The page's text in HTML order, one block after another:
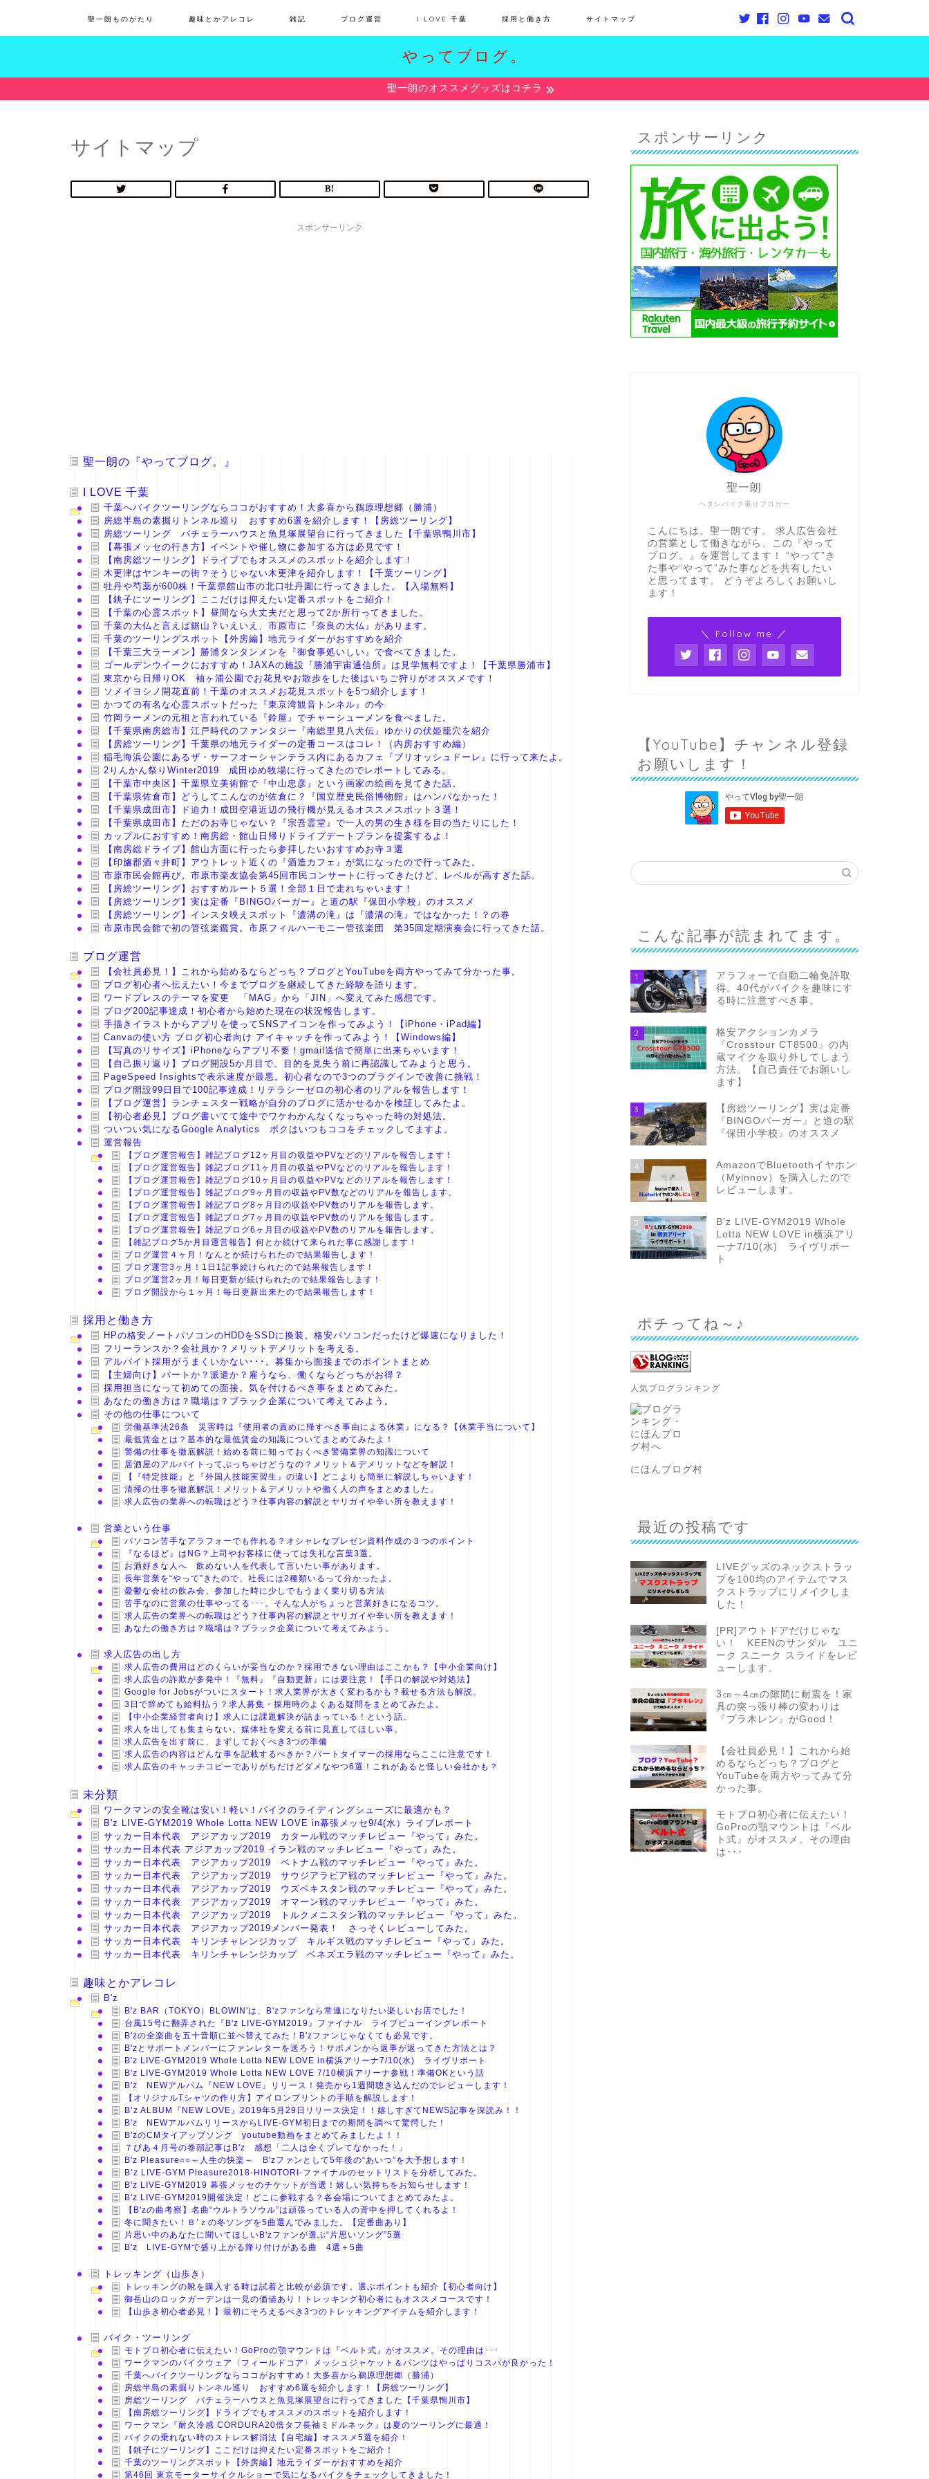
聖一朗ものがたり 趣味とかアレコレ 雑記 ブログ運営 I LOVE 千葉 採用と働き方 サイトマップ
やってブログ。
聖一朗のオススメグッズはコチラ
サイトマップ
スポンサーリンク
聖一朗の『やってブログ。』
I LOVE 千葉
千葉へバイクツーリングならココがおすすめ！大多喜から鵜原理想郷（勝浦）
房総半島の素掘りトンネル巡り おすすめ6選を紹介します！【房総ツーリング】
房総ツーリング バチェラーハウスと魚見塚展望台に行ってきました【千葉県鴨川市】
【幕張メッセの行き方】イベントや催し物に参加する方は必見です！
【南房総ツーリング】ドライブでもオススメのスポットを紹介します！
木更津はヤンキーの街？そうじゃない木更津を紹介します！【千葉ツーリング】
牡丹や芍薬が600株！千葉県館山市の北口牡丹園に行ってきました。【入場無料】
【銚子にツーリング】ここだけは抑えたい定番スポットをご紹介！
【千葉の心霊スポット】昼間なら大丈夫だと思って2か所行ってきました。
千葉の大仏と言えば鋸山？いえいえ、市原市に『奈良の大仏』があります。
千葉のツーリングスポット【外房編】地元ライダーがおすすめを紹介
【千葉三大ラーメン】勝浦タンタンメンを『御食事処いしい』で食べてきました。
ゴールデンウイークにおすすめ！JAXAの施設『勝浦宇宙通信所』は見学無料ですよ！【千葉県勝浦市】
東京から日帰りOK 袖ヶ浦公園でお花見やお散歩をした後はいちご狩りがオススメです！
ソメイヨシノ開花直前！千葉のオススメお花見スポットを5つ紹介します！
かつての有名な心霊スポットだった『東京湾観音トンネル』の今
竹岡ラーメンの元祖と言われている『鈴屋』でチャーシューメンを食べました。
【千葉県南房総市】江戸時代のファンタジー『南総里見八犬伝』ゆかりの伏姫籠穴を紹介
【房総ツーリング】千葉県の地元ライダーの定番コースはコレ！（内房おすすめ編）
稲毛海浜公園にあるザ・サーフオーシャンテラス内にあるカフェ『ブリオッシュドーレ』に行って来たよ。
2りんかん祭りWinter2019 成田ゆめ牧場に行ってきたのでレポートしてみる。
【千葉市中央区】千葉県立美術館で『中山忠彦』という画家の絵画を見てきた話。
【千葉県佐倉市】どうしてこんなのが佐倉に？『国立歴史民俗博物館』はハンパなかった！
【千葉県成田市】ド迫力！成田空港近辺の飛行機が見えるオススメスポット３選！
【千葉県成田市】ただのお寺じゃない？『宗吾霊堂』で一人の男の生き様を目の当たりにした！
カップルにおすすめ！南房総・館山日帰りドライブデートプランを提案するよ！
【南房総ドライブ】館山方面に行ったら参拝したいおすすめお寺３選
【印旛郡酒々井町】アウトレット近くの『酒造カフェ』が気になったので行ってみた。
市原市民会館再び。市原市楽友協会第45回市民コンサートに行ってきたけど、レベルが高すぎた話。
【房総ツーリング】おすすめルート５選！全部１日で走れちゃいます！
【房総ツーリング】実は定番『BINGOバーガー』と道の駅『保田小学校』のオススメ
【房総ツーリング】インスタ映えスポット『濃溝の滝』は『濃溝の滝』ではなかった！？の巻
市原市民会館で初の管弦楽鑑賞。市原フィルハーモニー管弦楽団 第35回定期演奏会に行ってきた話。
ブログ運営
【会社員必見！】これから始めるならどっち？ブログとYouTubeを両方やってみて分かった事。
ブログ初心者へ伝えたい！今までブログを継続してきた経験を語ります。
ワードプレスのテーマを変更 「MAG」から「JIN」へ変えてみた感想です。
ブログ200記事達成！初心者から始めた現在の状況報告します。
手描きイラストからアプリを使ってSNSアイコンを作ってみよう！【iPhone・iPad編】
Canvaの使い方 ブログ初心者向け アイキャッチを作ってみよう！【Windows編】
【写真のリサイズ】iPhoneならアプリ不要！gmail送信で簡単に出来ちゃいます！
【自己振り返り】ブログ開設5か月目で、目的を見失う前に再認識してみようと思う。
PageSpeed Insightsで表示速度が最悪。初心者なので3つのプラグインで改善に挑戦！
ブログ開設99日目で100記事達成！リテラシーゼロの初心者のリアルを報告します！
【ブログ運営】ランチェスター戦略が自分のブログに活かせるかを検証してみたよ。
【初心者必見】ブログ書いてて途中でワケわかんなくなっちゃった時の対処法。
ついつい気になるGoogle Analytics ボクはいつもココをチェックしてますよ。
運営報告
【ブログ運営報告】雑記ブログ12ヶ月目の収益やPVなどのリアルを報告します！
【ブログ運営報告】雑記ブログ11ヶ月目の収益やPVなどのリアルを報告します！
【ブログ運営報告】雑記ブログ10ヶ月目の収益やPVなどのリアルを報告します！
【ブログ運営報告】雑記ブログ9ヶ月目の収益やPV数などのリアルを報告します。
【ブログ運営報告】雑記ブログ8ヶ月目の収益やPV数のリアルを報告します。
【ブログ運営報告】雑記ブログ7ヶ月目の収益やPV数のリアルを報告します。
【ブログ運営報告】雑記ブログ6ヶ月目の収益やPV数のリアルを報告します。
【雑記ブログ5か月目運営報告】何とか続けて来られた事に感謝します！
ブログ運営４ヶ月！なんとか続けられたので結果報告します！
ブログ運営3ヶ月！1日1記事続けられたので結果報告します！
ブログ運営2ヶ月！毎日更新が続けられたので結果報告します！
ブログ開設から１ヶ月！毎日更新出来たので結果報告します！
採用と働き方
HPの格安ノートパソコンのHDDをSSDに換装。格安パソコンだったけど爆速になりました！
フリーランスか？会社員か？メリットデメリットを考える。
アルバイト採用がうまくいかない･･･。募集から面接までのポイントまとめ
【主婦向け】パートか？派遣か？雇うなら、働くならどっちがお得？
採用担当になって初めての面接。気を付けるべき事をまとめてみた。
あなたの働き方は？職場は？ブラック企業について考えてみよう。
その他の仕事について
労働基準法26条 災害時は『使用者の責めに帰すべき事由による休業』になる？【休業手当について】
最低賃金とは？基本的な最低賃金の知識についてまとめてみたよ！
警備の仕事を徹底解説！始める前に知っておくべき警備業界の知識について
居酒屋のアルバイトってぶっちゃけどうなの？メリット＆デメリットなどを解説！
【『特定技能』と『外国人技能実習生』の違い】どこよりも簡単に解説しちゃいます！
清掃の仕事を徹底解説！メリット＆デメリットや働く人の声をまとめました。
求人広告の業界への転職はどう？仕事内容の解説とヤリガイや辛い所を教えます！
営業という仕事
パソコン苦手なアラフォーでも作れる？オシャレなプレゼン資料作成の３つのポイント
『なるほど』はNG？上司やお客様に使っては失礼な言葉3選。
お酒好きな人へ 飲めない人を代表して言いたい事があります。
長年営業を“やって”きたので、社長には2種類いるって分かったよ。
憂鬱な会社の飲み会。参加した時に少しでもうまく乗り切る方法
苦手なのに営業の仕事やってる･･･。そんな人がちょっと営業好きになるコツ。
求人広告の業界への転職はどう？仕事内容の解説とヤリガイや辛い所を教えます！
あなたの働き方は？職場は？ブラック企業について考えてみよう。
求人広告の出し方
求人広告の費用はどのくらいが妥当なのか？採用できない理由はここかも？【中小企業向け】
求人広告の詐欺が多発中！『無料』『自動更新』には要注意！【手口の解説や対処法】
Google for Jobsがついにスタート！求人業界が大きく変わるかも？載せる方法も解説。
3日で辞めても給料払う？求人募集・採用時のよくある疑問をまとめてみたよ。
【中小企業経営者向け】求人には課題解決が詰まっている！という話。
求人を出しても集まらない。媒体社を変える前に見直してほしい事。
求人広告を出す前に、まずしておくべき3つの準備
求人広告の内容はどんな事を記載するべきか？パートタイマーの採用ならここに注意です！
求人広告のキャッチコピーでありがちだけどダメなやつ6選！これがあると怪しい会社かも？
未分類
ワークマンの安全靴は安い！軽い！バイクのライディングシューズに最適かも？
B'z LIVE-GYM2019 Whole Lotta NEW LOVE in幕張メッセ9/4(水）ライブレポート
サッカー日本代表 アジアカップ2019 カタール戦のマッチレビュー『やって』みた。
サッカー日本代表 アジアカップ2019 イラン戦のマッチレビュー『やって』みた。
サッカー日本代表 アジアカップ2019 ベトナム戦のマッチレビュー『やって』みた。
サッカー日本代表 アジアカップ2019 サウジアラビア戦のマッチレビュー『やって』みた。
サッカー日本代表 アジアカップ2019 ウズベキスタン戦のマッチレビュー『やって』みた。
サッカー日本代表 アジアカップ2019 オマーン戦のマッチレビュー『やって』みた。
サッカー日本代表 アジアカップ2019 トルクメニスタン戦のマッチレビュー『やって』みた。
サッカー日本代表 アジアカップ2019メンバー発表！ さっそくレビューしてみた。
サッカー日本代表 キリンチャレンジカップ キルギス戦のマッチレビュー『やって』みた。
サッカー日本代表 キリンチャレンジカップ ベネズエラ戦のマッチレビュー『やって』みた。
趣味とかアレコレ
B'z
B'z BAR（TOKYO）BLOWIN'は、B'zファンなら常連になりたい楽しいお店でした！
台風15号に翻弄された『B'z LIVE-GYM2019』ファイナル ライブビューイングレポート
B'zの全楽曲を五十音順に並べ替えてみた！B'zファンじゃなくても必見です。
B'zとサポートメンバーにファンレターを送ろう！サポメンから返事が返ってきた方法とは？
B'z LIVE-GYM2019 Whole Lotta NEW LOVE in横浜アリーナ7/10(水) ライヴリポート
B'z LIVE-GYM2019 Whole Lotta NEW LOVE 7/10横浜アリーナ参戦！準備OKという話
B'z NEWアルバム『NEW LOVE』リリース！発売から1週間聴き込んだのでレビューします！
【オリジナルTシャツの作り方】アイロンプリントの手順を解説します！
B’z ALBUM『NEW LOVE』2019年5月29日リリース決定！！嬉しすぎてNEWS記事を深読み！！
B'z NEWアルバムリリースからLIVE-GYM初日までの期間を調べて驚愕した！
B'zのCMタイアップソング youtube動画をまとめてみましたよ！！
７ぴあ４月号の巻頭記事はB'z 感想「二人は全くブレてなかった！」
B'z Pleasure○○～人生の快楽～ B'zファンとして5年後の“あいつ”を大予想します！
B’z LIVE-GYM Pleasure2018-HINOTORI-ファイナルのセットリストを分析してみた。
B'z LIVE-GYM2019 幕張メッセのチケットが当選！嬉しい気持ちをお知らせします！
B'z LIVE-GYM2019開催決定！どこに参戦する？各会場についてまとめてみたよ。
【B'zの曲考察】名曲“ウルトラソウル”は頑張っている人の背中を押してくれるよ！
冬に聞きたい！Ｂ’ｚの冬ソングを5曲選んでみました。【定番曲あり】
片思い中のあなたに聞いてほしいB'zファンが選ぶ“片思いソング”5選
B'z LIVE-GYMで盛り上がる降り付けがある曲 4選＋5曲
トレッキング（山歩き）
トレッキングの靴を購入する時は試着と比較が必須です。選ぶポイントも紹介【初心者向け】
御岳山のロックガーデンは一見の価値あり！トレッキング初心者にもオススメコースです！
【山歩き初心者必見！】最初にそろえるべき3つのトレッキングアイテムを紹介します！
バイク・ツーリング
モトブロ初心者に伝えたい！GoProの顎マウントは『ベルト式』がオススメ。その理由は･･･
ワークマンのバイクウェア〈フィールドコア〉メッシュジャケット＆パンツはやっぱりコスパが良かった！
千葉へバイクツーリングならココがおすすめ！大多喜から鵜原理想郷（勝浦）
房総半島の素掘りトンネル巡り おすすめ6選を紹介します！【房総ツーリング】
房総ツーリング バチェラーハウスと魚見塚展望台に行ってきました【千葉県鴨川市】
【南房総ツーリング】ドライブでもオススメのスポットを紹介します！
ワークマン『耐久冷感 CORDURA20倍タフ長袖ミドルネック』は夏のツーリングに最適！
バイクの乗れない時のストレス解消法【自宅編】オススメ5選を紹介！
【銚子にツーリング】ここだけは抑えたい定番スポットをご紹介！
千葉のツーリングスポット【外房編】地元ライダーがおすすめを紹介
第46回 東京モーターサイクルショーで気になるバイクをチェックしてきました！
スポンサーリンク
ヘタレバイク乗りブロガー
聖一朗
こんにちは。聖一朗です。 求人広告会社
の営業として働きながら、この『やって
ブログ。』を運営してます！ “やって”き
た事や“やって”みた事などを共有したい
と思ってます。 どうぞよろしくお願いし
ます！
＼ Follow me ／
【YouTube】チャンネル登録
お願いします！
こんな記事が読まれてます。
1
アラフォーで自動二輪免許取
得。40代がバイクを趣味にす
る時に注意すべき事。
2
格安アクションカメラ
『Crosstour CT8500』の内
蔵マイクを取り外してしまう
方法。【自己責任でお願いし
ます】
3
【房総ツーリング】実は定番
『BINGOバーガー』と道の駅
『保田小学校』のオススメ
4
AmazonでBluetoothイヤホン
（Myinnov）を購入したので
レビューします。
5
B’z LIVE-GYM2019 Whole
Lotta NEW LOVE in横浜アリ
ーナ7/10(水) ライヴリポー
ト
ポチってね～♪
人気ブログランキング
にほんブログ村
最近の投稿です
LIVEグッズのネックストラッ
プを100均のアイテムでマス
クストラップにリメイクしま
した！
[PR]アウトドアだけじゃな
い！ KEENのサンダル ユニ
ーク スニーク スライドをレビ
ューします。
3㎝～4㎝の隙間に耐震を！家
具の突っ張り棒の変わりは
『プラ木レン』がGood！
【会社員必見！】これから始
めるならどっち？ブログと
YouTubeを両方やってみて分
かった事。
モトブロ初心者に伝えたい！
GoProの顎マウントは『ベル
ト式』がオススメ。その理由
は･･･